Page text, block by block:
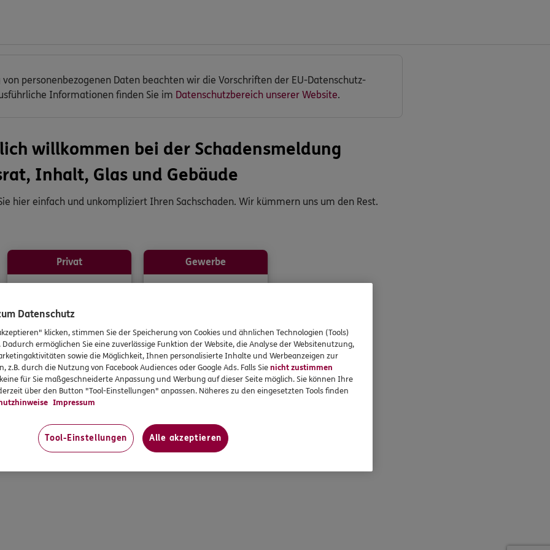
personenbezogenen Daten beachten wir die Vorschriften der EU-Datenschutz-
Informationen finden Sie im Datenschutzbereich unserer Website.
willkommen bei der Schadensmeldung
Inhalt, Glas und Gebäude
hier einfach und unkompliziert Ihren Sachschaden. Wir kümmern uns um den Rest.
Privat
Ich bin ERGO
Privatkunde
Gewerbe
Ich bin ERGO
Geschäftskunde
Datenschutz
klicken, stimmen Sie der Speicherung von Cookies und ähnlichen Technologien (Tools)
ermöglichen Sie eine zuverlässige Funktion der Website, die Analyse der Websitenutzung,
sowie die Möglichkeit, Ihnen personalisierte Inhalte und Werbeanzeigen zur
z.B. durch die Nutzung von Facebook Audiences oder Google Ads. Falls Sienicht zustimmen
für Sie maßgeschneiderte Anpassung und Werbung auf dieser Seite möglich. Sie können Ihre
über den Button "Tool-Einstellungen" anpassen. Näheres zu den eingesetzten Tools finden
Impressum
Tool-Einstellungen Alle akzeptieren